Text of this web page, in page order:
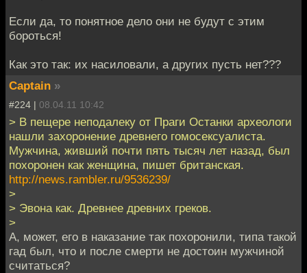
Если да, то понятное дело они не будут с этим
бороться!
Как это так: их насиловали, а других пусть нет???
Captain »
#224 | 08.04.11 10:42
> В пещере неподалеку от Праги Останки археологи
нашли захоронение древнего гомосексуалиста.
Мужчина, живший почти пять тысяч лет назад, был
похоронен как женщина, пишет британская.
http://news.rambler.ru/9536239/
>
> Эвона как. Древнее древних греков.
>
А, может, его в наказание так похоронили, типа такой
гад был, что и после смерти не достоин мужчиной
считаться?